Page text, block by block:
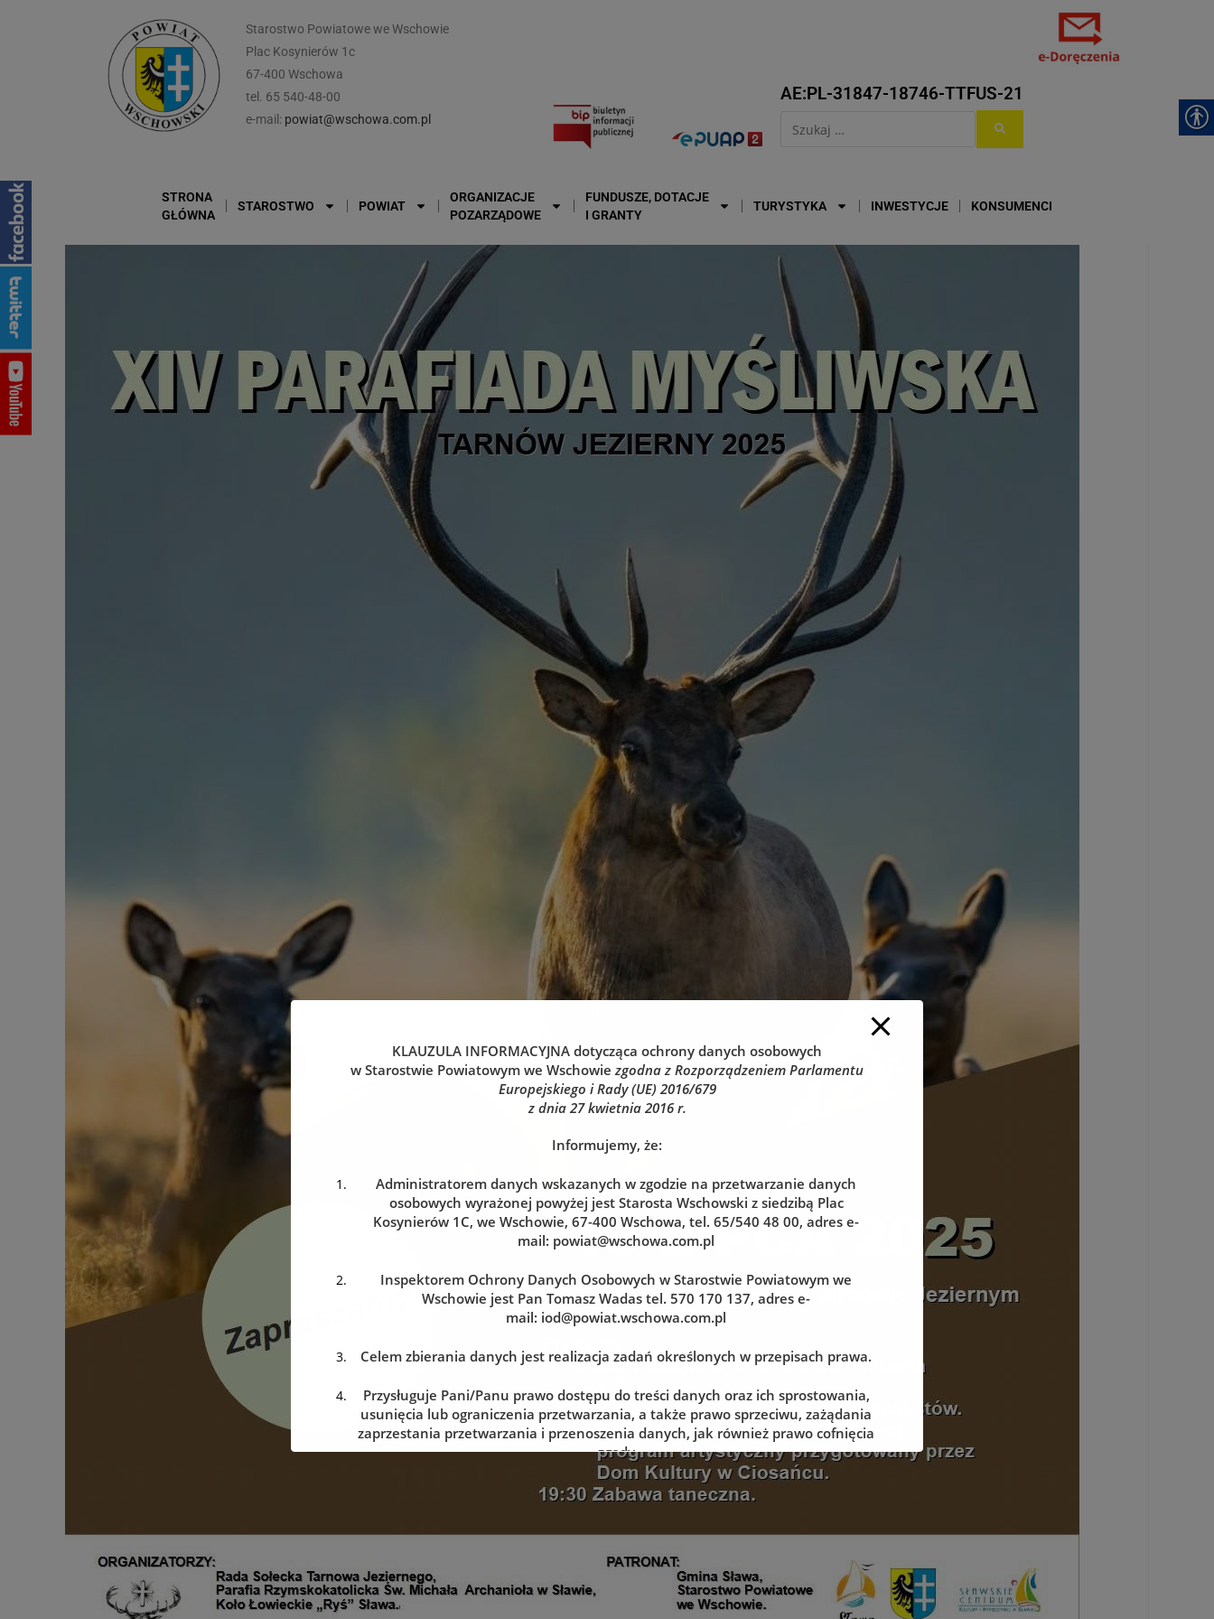
Starostwo Powiatowe we Wschowie
Plac Kosynierów 1c
67-400 Wschowa
tel. 65 540-48-00
e-mail: powiat@wschowa.com.pl
AE:PL-31847-18746-TTFUS-21
STRONA
GŁÓWNA
STAROSTWO POWIAT
ORGANIZACJE
POZARZĄDOWE
FUNDUSZE, DOTACJE
I GRANTY
TURYSTYKA INWESTYCJE KONSUMENCI
KLAUZULA INFORMACYJNA dotycząca ochrony danych osobowych
w Starostwie Powiatowym we Wschowie zgodna z Rozporządzeniem Parlamentu
Europejskiego i Rady (UE) 2016/679
z dnia 27 kwietnia 2016 r.
Informujemy, że:
Administratorem danych wskazanych w zgodzie na przetwarzanie danych
osobowych wyrażonej powyżej jest Starosta Wschowski z siedzibą Plac
Kosynierów 1C, we Wschowie, 67-400 Wschowa, tel. 65/540 48 00, adres e-
mail: powiat@wschowa.com.pl
Inspektorem Ochrony Danych Osobowych w Starostwie Powiatowym we
Wschowie jest Pan Tomasz Wadas tel. 570 170 137, adres e-
mail: iod@powiat.wschowa.com.pl
Celem zbierania danych jest realizacja zadań określonych w przepisach prawa.
Przysługuje Pani/Panu prawo dostępu do treści danych oraz ich sprostowania,
usunięcia lub ograniczenia przetwarzania, a także prawo sprzeciwu, zażądania
zaprzestania przetwarzania i przenoszenia danych, jak również prawo cofnięcia
zgody
w dowolnym momencie oraz prawo do wniesienia skargi do organu nadzorczego
tj. Prezesa Urzędu Ochrony Danych Osobowych.
w przepisach prawa. W przypadku niepodania danych nie będzie możliwe ich
zrealizowanie.